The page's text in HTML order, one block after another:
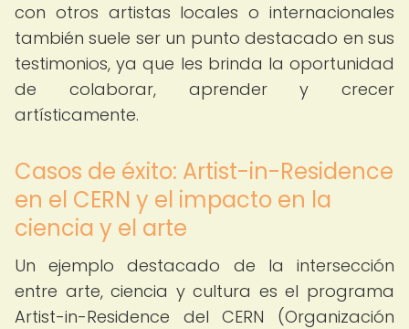
con otros artistas locales o internacionales
también suele ser un punto destacado en sus
testimonios, ya que les brinda la oportunidad
de colaborar, aprender y crecer
artísticamente.
Casos de éxito: Artist-in-Residence
en el CERN y el impacto en la
ciencia y el arte
Un ejemplo destacado de la intersección
entre arte, ciencia y cultura es el programa
Artist-in-Residence del CERN (Organización